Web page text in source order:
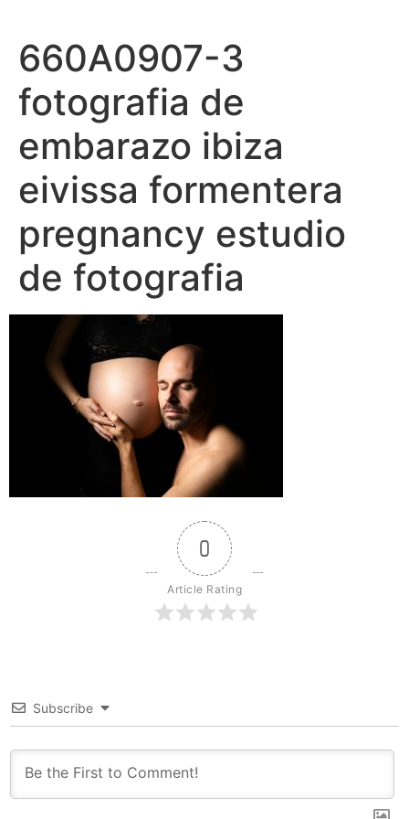
contenido
660A0907-3
fotografia de
embarazo ibiza
eivissa formentera
pregnancy estudio
de fotografia
0
Article Rating
Subscribe